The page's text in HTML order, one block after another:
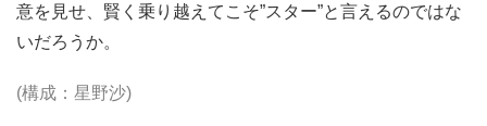
意を見せ、賢く乗り越えてこそ”スター”と言えるのではな
いだろうか。
(構成：星野沙)